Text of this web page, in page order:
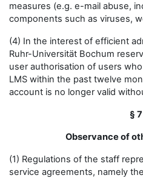
measures (e.g. e-mail abuse,
components such as viruses,
(4) In the interest of efficient
Ruhr-Universität Bochum
user authorisation of users
LMS within the past twelve
account is no longer valid
§ 7
Observance of
(1) Regulations of the staff
service agreements, namely